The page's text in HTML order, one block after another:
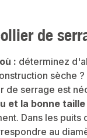
dB(A)Domaines
insonorisé de
sanitaireConstruction
métal
M8/M10Montage :
assortiment, vous
tuyauteries adaptées
produits pour
de
: déterminez
sèche
de serrage est
et la bonne taille
Dans les
au